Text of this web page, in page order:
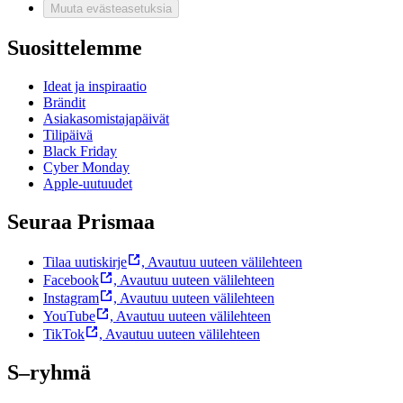
Muuta evästeasetuksia
Suosittelemme
Ideat ja inspiraatio
Brändit
Asiakasomistajapäivät
Tilipäivä
Black Friday
Cyber Monday
Apple-uutuudet
Seuraa Prismaa
Tilaa uutiskirje , Avautuu uuteen välilehteen
Facebook
, Avautuu uuteen välilehteen
Instagram
, Avautuu uuteen välilehteen
YouTube
, Avautuu uuteen välilehteen
TikTok
, Avautuu uuteen välilehteen
S–ryhmä